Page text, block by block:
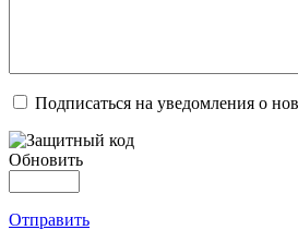
Подписаться на уведомления о
Обновить
Отправить